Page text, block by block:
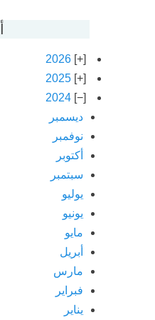
2026
2025
2024
ديسمبر
نوفمبر
أكتوبر
سبتمبر
يوليو
يونيو
مايو
أبريل
مارس
فبراير
يناير